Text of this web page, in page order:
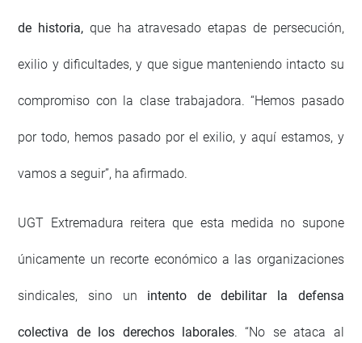
de historia, que ha atravesado etapas de persecución,
exilio y dificultades, y que sigue manteniendo intacto su
compromiso con la clase trabajadora. “Hemos pasado
por todo, hemos pasado por el exilio, y aquí estamos, y
vamos a seguir”, ha afirmado.
UGT Extremadura reitera que esta medida no supone
únicamente un recorte económico a las organizaciones
sindicales, sino un intento de debilitar la defensa
colectiva de los derechos laborales. “No se ataca al